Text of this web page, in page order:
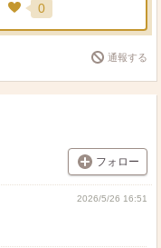
0
通報する
フォロー
2026/5/26 16:51